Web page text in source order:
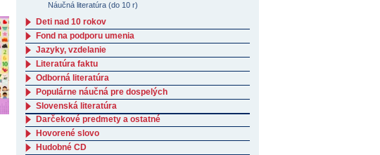
Náučná literatúra (do 10 r)
Deti nad 10 rokov
Fond na podporu umenia
Jazyky, vzdelanie
Literatúra faktu
Odborná literatúra
Populárne náučná pre dospelých
Slovenská literatúra
Darčekové predmety a ostatné
Hovorené slovo
Hudobné CD